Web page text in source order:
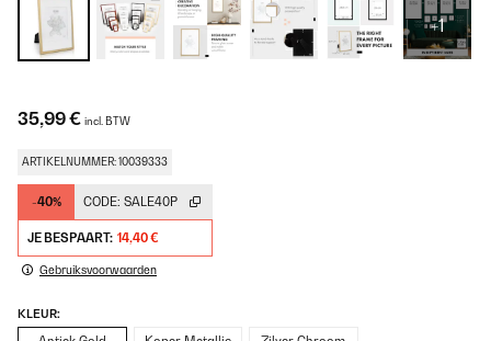
+1
35,99 € incl. BTW
ARTIKELNUMMER: 10039333
-40% CODE: SALE40P
JE BESPAART: 14,40 €
Gebruiksvoorwaarden
KLEUR: